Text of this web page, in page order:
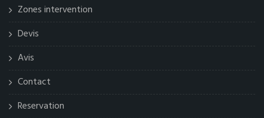
Zones intervention
Devis
Avis
Contact
Reservation